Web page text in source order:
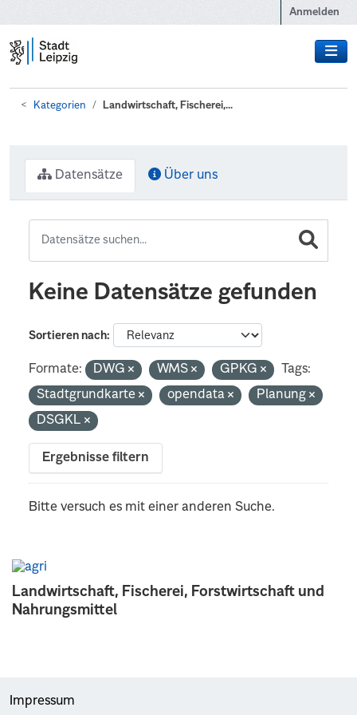
Anmelden
Kategorien Landwirtschaft, Fischerei,...
Landwirtschaft, Fischerei, Forstwirtschaft und
Nahrungsmittel
Datensätze Über uns
Keine Datensätze gefunden
Sortieren nach
Formate: DWG WMS GPKG
Tags:
Stadtgrundkarte
opendata
Planung
DSGKL
Ergebnisse filtern
Bitte versuch es mit einer anderen Suche.
Impressum